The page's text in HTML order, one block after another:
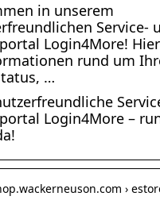
in unserem
Service-
Login4More!
rund um
…
Login4More –
›